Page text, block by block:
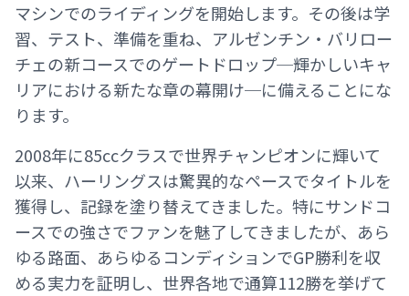
マシンでのライディングを開始します。その後は学
習、テスト、準備を重ね、アルゼンチン・バリロー
チェの新コースでのゲートドロップ─輝かしいキャ
リアにおける新たな章の幕開け─に備えることにな
ります。
2008年に85ccクラスで世界チャンピオンに輝いて
以来、ハーリングスは驚異的なペースでタイトルを
獲得し、記録を塗り替えてきました。特にサンドコ
ースでの強さでファンを魅了してきましたが、あら
ゆる路面、あらゆるコンディションでGP勝利を収
める実力を証明し、世界各地で通算112勝を挙げて